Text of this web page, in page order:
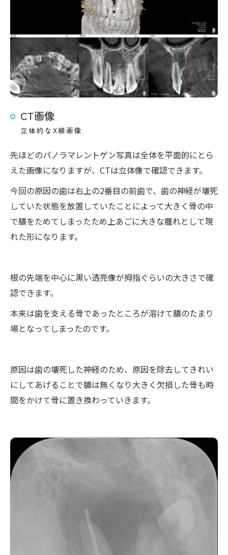
CT画像
立体的なX線画像
先ほどのパノラマレントゲン写真は全体を平面的にとら
えた画像になりますが、CTは立体像で確認できます。
今回の原因の歯は右上の2番目の前歯で、歯の神経が壊死
していた状態を放置していたことによって大きく骨の中
で膿をためてしまったため上あごに大きな腫れとして現
れた形になります。
根の先端を中心に黒い透亮像が拇指ぐらいの大きさで確
認できます。
本来は歯を支える骨であったところが溶けて膿のたまり
場となってしまったのです。
原因は歯の壊死した神経のため、原因を除去してきれい
にしてあげることで膿は無くなり大きく欠損した骨も時
間をかけて骨に置き換わっていきます。